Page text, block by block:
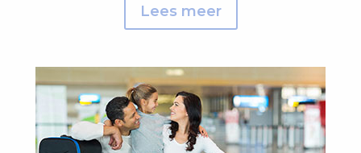
Lees meer